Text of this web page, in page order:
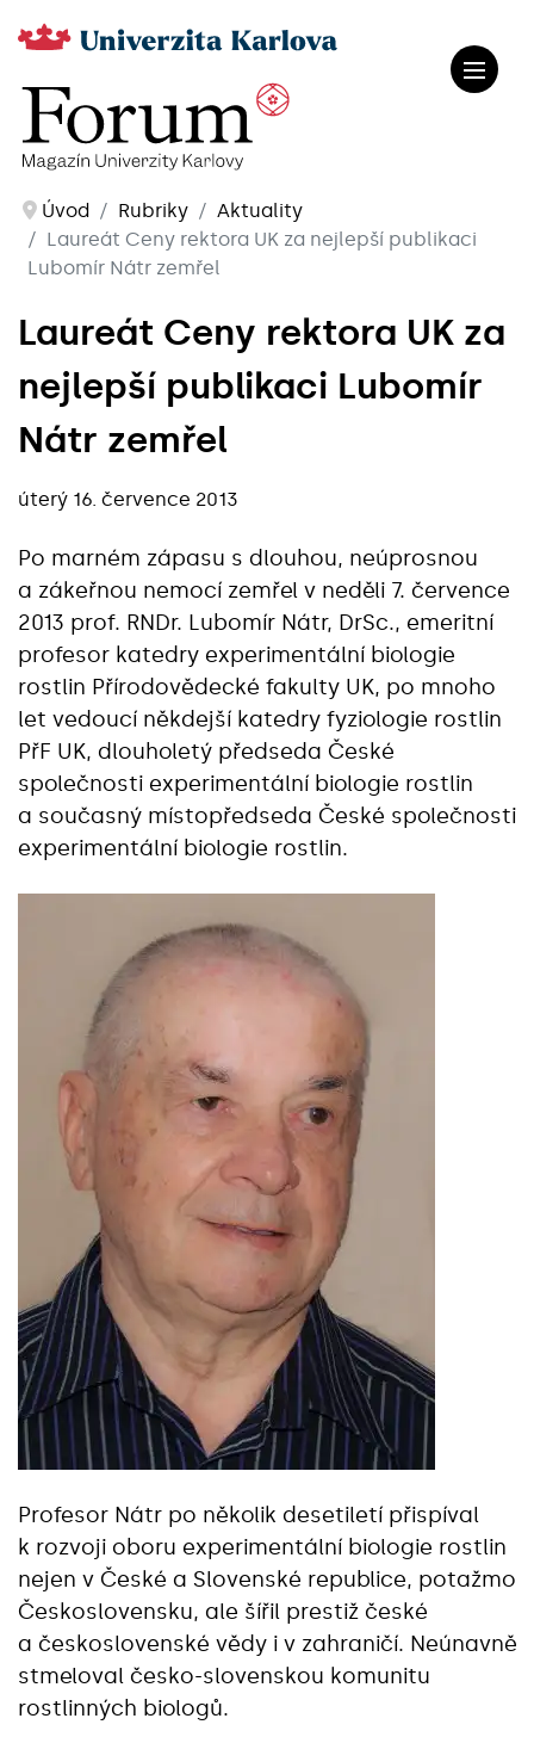
Úvod Rubriky
Aktuality
Laureát Ceny rektora UK za nejlepší publikaci
Lubomír Nátr zemřel
Laureát Ceny rektora UK za
nejlepší publikaci Lubomír
Nátr zemřel
úterý 16. července 2013
Po marném zápasu s dlouhou, neúprosnou
a zákeřnou nemocí zemřel v neděli 7. července
2013 prof. RNDr. Lubomír Nátr, DrSc., emeritní
profesor katedry experimentální biologie
rostlin Přírodovědecké fakulty UK, po mnoho
let vedoucí někdejší katedry fyziologie rostlin
PřF UK, dlouholetý předseda České
společnosti experimentální biologie rostlin
a současný místopředseda České společnosti
experimentální biologie rostlin.
Profesor Nátr po několik desetiletí přispíval
k rozvoji oboru experimentální biologie rostlin
nejen v České a Slovenské republice, potažmo
Československu, ale šířil prestiž české
a československé vědy i v zahraničí. Neúnavně
stmeloval česko-slovenskou komunitu
rostlinných biologů.